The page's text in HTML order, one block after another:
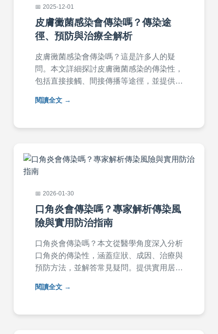
2025-12-01
皮膚黴菌感染會傳染嗎？傳染途
徑、預防與治療全解析
皮膚黴菌感染會傳染嗎？這是許多人的疑
問。本文詳細探討皮膚黴菌感染的傳染性，
包括直接接觸、間接傳播等途徑，並提供實
及治療方法如抗黴菌藥膏。文中還包含常見
如何應對皮膚黴菌感染，保護自己和家人健
閱讀全文
2026-01-30
口角炎會傳染嗎？專家解析傳染風
險與實用防治指南
口角炎會傳染嗎？本文從醫學角度深入分析
口角炎的傳染性，涵蓋症狀、成因、治療與
預防方法，並解答常見疑問。提供實用居家
染風險。內容基於專業知識，適合所有擔心
閱讀全文